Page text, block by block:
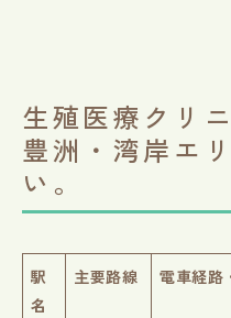
生殖医療クリ
豊洲・湾岸エ
い。
駅
名
主要路線 電車経路